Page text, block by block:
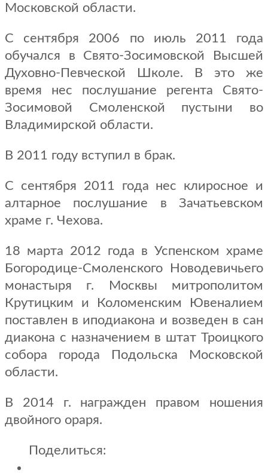
Московской области.
С сентября 2006 по июль 2011 года
обучался в Свято-Зосимовской Высшей
Духовно-Певческой Школе. В это же
время нес послушание регента Свято-
Зосимовой Смоленской пустыни во
Владимирской области.
В 2011 году вступил в брак.
С сентября 2011 года нес клиросное и
алтарное послушание в Зачатьевском
храме г. Чехова.
18 марта 2012 года в Успенском храме
Богородице-Смоленского Новодевичьего
монастыря г. Москвы митрополитом
Крутицким и Коломенским Ювеналием
поставлен в иподиакона и возведен в сан
диакона с назначением в штат Троицкого
собора города Подольска Московской
области.
В 2014 г. награжден правом ношения
двойного ораря.
Поделиться: